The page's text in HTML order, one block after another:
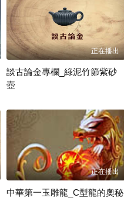
正在播出
談古論金專欄_綠泥竹節紫砂
壺
正在播出
中華第一玉雕龍_C型龍的奧秘